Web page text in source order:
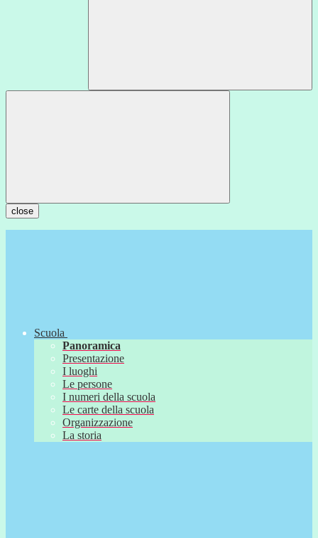
close
Scuola
Panoramica
Presentazione
I luoghi
Le persone
I numeri della scuola
Le carte della scuola
Organizzazione
La storia